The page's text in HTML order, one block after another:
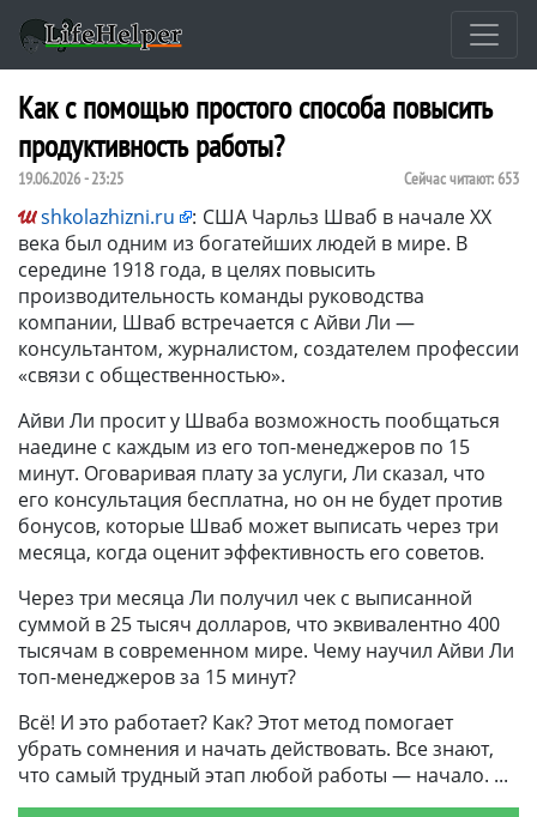
Как с помощью простого способа повысить
продуктивность работы?
19.06.2026 - 23:25 Сейчас читают:653
shkolazhizni.ru : США Чарльз Шваб в начале XX
века был одним из богатейших людей в мире. В
середине 1918 года, в целях повысить
производительность команды руководства
компании, Шваб встречается с Айви Ли —
консультантом, журналистом, создателем профессии
«связи с общественностью».
Айви Ли просит у Шваба возможность пообщаться
наедине с каждым из его топ-менеджеров по 15
минут. Оговаривая плату за услуги, Ли сказал, что
его консультация бесплатна, но он не будет против
бонусов, которые Шваб может выписать через три
месяца, когда оценит эффективность его советов.
Через три месяца Ли получил чек с выписанной
суммой в 25 тысяч долларов, что эквивалентно 400
тысячам в современном мире. Чему научил Айви Ли
топ-менеджеров за 15 минут?
Всё! И это работает? Как? Этот метод помогает
убрать сомнения и начать действовать. Все знают,
что самый трудный этап любой работы — начало.